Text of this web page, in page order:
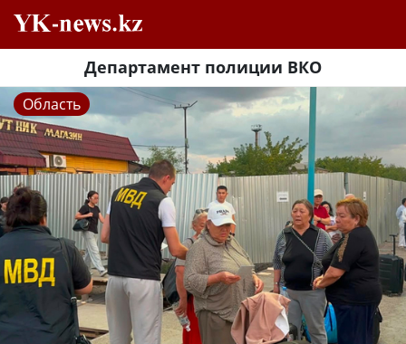
Департамент полиции ВКО
Область